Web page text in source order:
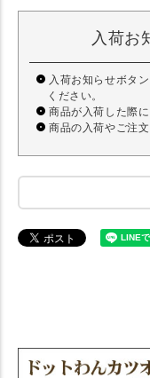
入荷お
入荷お知らせボタ
ください。
商品が入荷した際
商品の入荷やご注